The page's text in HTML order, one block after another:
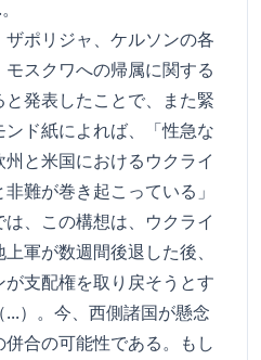
ポリジャ、ケルソンの各
スクワへの帰属に関する
発表したことで、また緊
ド紙によれば、「性急な
と米国におけるウクライ
難が巻き起こっている」
、この構想は、ウクライ
軍が数週間後退した後、
支配権を取り戻そうとす
）。今、西側諸国が懸念
合の可能性である。もし